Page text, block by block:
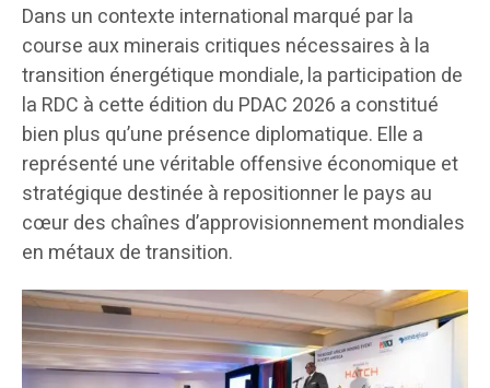
Dans un contexte international marqué par la
course aux minerais critiques nécessaires à la
transition énergétique mondiale, la participation de
la RDC à cette édition du PDAC 2026 a constitué
bien plus qu’une présence diplomatique. Elle a
représenté une véritable offensive économique et
stratégique destinée à repositionner le pays au
cœur des chaînes d’approvisionnement mondiales
en métaux de transition.